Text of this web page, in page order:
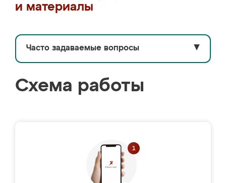
и материалы
Часто задаваемые вопросы ▼
Схема работы